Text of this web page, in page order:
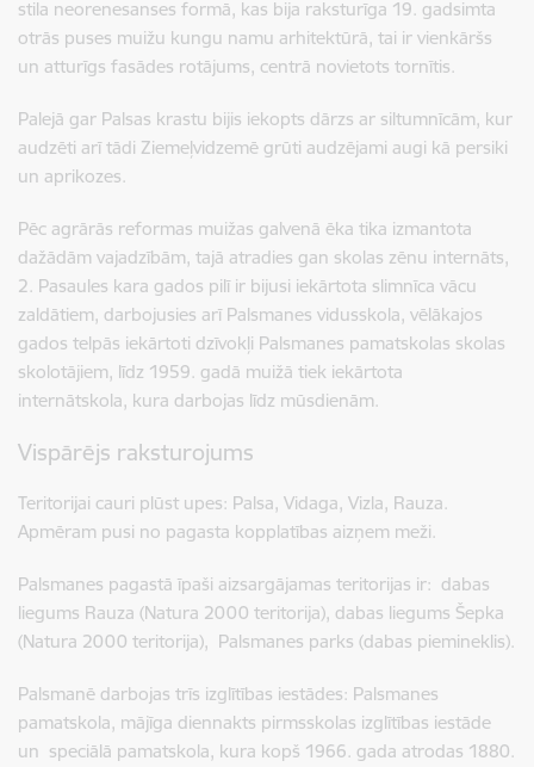
stila neorenesanses formā, kas bija raksturīga 19. gadsimta
otrās puses muižu kungu namu arhitektūrā, tai ir vienkāršs
un atturīgs fasādes rotājums, centrā novietots tornītis.
Palejā gar Palsas krastu bijis iekopts dārzs ar siltumnīcām, kur
audzēti arī tādi Ziemeļvidzemē grūti audzējami augi kā persiki
un aprikozes.
Pēc agrārās reformas muižas galvenā ēka tika izmantota
dažādām vajadzībām, tajā atradies gan skolas zēnu internāts,
2. Pasaules kara gados pilī ir bijusi iekārtota slimnīca vācu
zaldātiem, darbojusies arī Palsmanes vidusskola, vēlākajos
gados telpās iekārtoti dzīvokļi Palsmanes pamatskolas skolas
skolotājiem, līdz 1959. gadā muižā tiek iekārtota
internātskola, kura darbojas līdz mūsdienām.
Vispārējs raksturojums
Teritorijai cauri plūst upes: Palsa, Vidaga, Vizla, Rauza.
Apmēram pusi no pagasta kopplatības aizņem meži.
Palsmanes pagastā īpaši aizsargājamas teritorijas ir: dabas
liegums Rauza (Natura 2000 teritorija), dabas liegums Šepka
(Natura 2000 teritorija), Palsmanes parks (dabas piemineklis).
Palsmanē darbojas trīs izglītības iestādes: Palsmanes
pamatskola, mājīga diennakts pirmsskolas izglītības iestāde
un speciālā pamatskola, kura kopš 1966. gada atrodas 1880.